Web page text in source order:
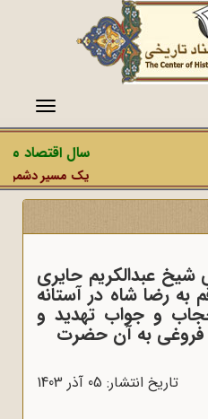
منو
سال اقتصاد
یک مسیر دشمن،
شیخ عبدالکریم حایری
رضا شاه در آستانه
و جواب تهدید و
فروغی به آن حضرت
تاریخ انتشار: 05 آذر 1403